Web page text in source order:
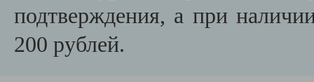
подтверждения, а при
200 рублей.